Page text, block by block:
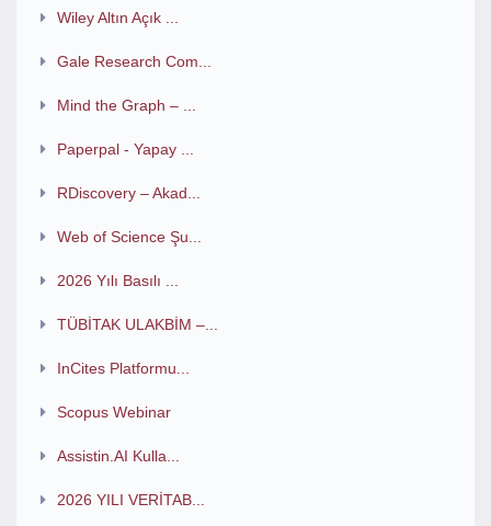
Wiley Altın Açık ...
Gale Research Com...
Mind the Graph – ...
Paperpal - Yapay ...
RDiscovery – Akad...
Web of Science Şu...
2026 Yılı Basılı ...
TÜBİTAK ULAKBİM –...
InCites Platformu...
Scopus Webinar
Assistin.AI Kulla...
2026 YILI VERİTAB...